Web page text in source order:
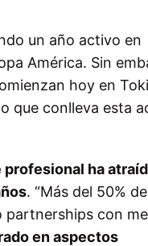
un año activo en
América. Sin
hoy en
que conlleva esta
ha
. “Más del 50%
con
en aspectos